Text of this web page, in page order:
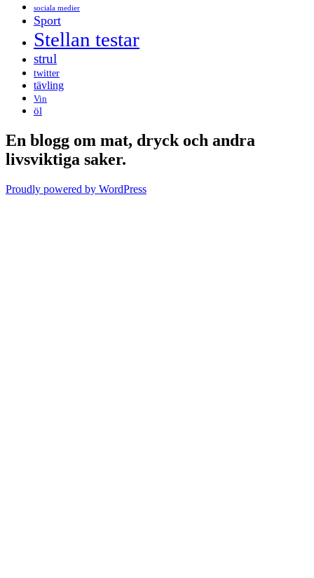
sociala medier
Sport
Stellan testar
strul
twitter
tävling
Vin
öl
En blogg om mat, dryck och andra
livsviktiga saker.
Proudly powered by WordPress